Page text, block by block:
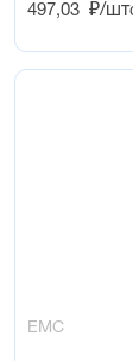
497,03 ₽/шт
EMC